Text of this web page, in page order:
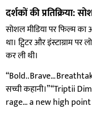
दर्शकों की प्रतिक्रिया:
सोशल मीडिया पर फिल्म
था। ट्विटर और इंस्टाग्राम
कर ली थी।
“Bold.. Brave…
सच्ची कहानी।”“Triptii
rage… a new high